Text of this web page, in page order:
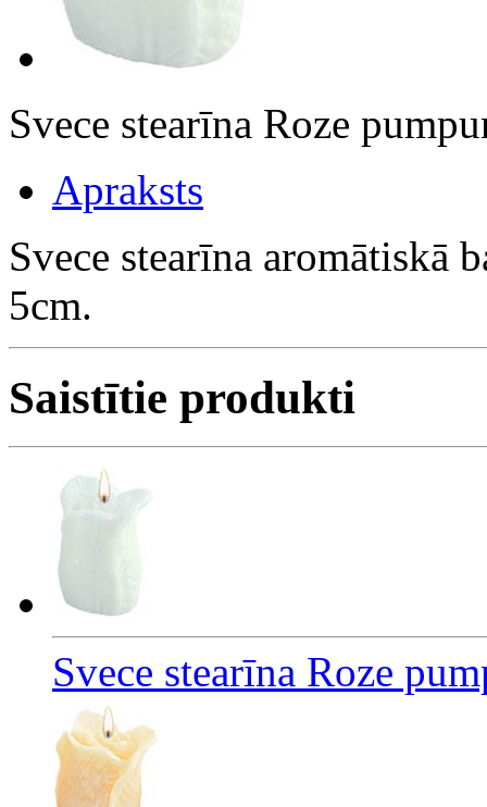
Svece stearīna Roze
Apraksts
Svece stearīna aromātiskā
5cm.
Saistītie produkti
Svece stearīna Roze